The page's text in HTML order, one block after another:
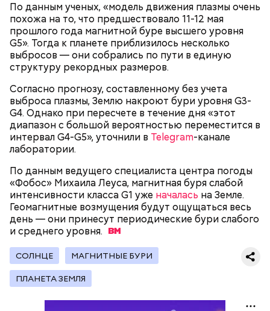
По данным ученых, «модель движения плазмы очень
похожа на то, что предшествовало 11-12 мая
прошлого года магнитной буре высшего уровня
G5». Тогда к планете приблизилось несколько
выбросов — они собрались по пути в единую
структуру рекордных размеров.
Согласно прогнозу, составленному без учета
выброса плазмы, Землю накроют бури уровня G3-
G4. Однако при пересчете в течение дня «этот
диапазон с большой вероятностью переместится в
интервал G4-G5», уточнили в Telegram-канале
лаборатории.
По данным ведущего специалиста центра погоды
«Фобос» Михаила Леуса, магнитная буря слабой
интенсивности класса G1 уже началась на Земле.
Геомагнитные возмущения будут ощущаться весь
день — они принесут периодические бури слабого
и среднего уровня.
СОЛНЦЕ МАГНИТНЫЕ БУРИ
ПЛАНЕТА ЗЕМЛЯ
Международный день подкаблучника — это
шутливый праздник, призванный подчеркнуть, что
гармония в отношениях важнее формального
главенства в паре. Потому в этот день муж и жена
обмениваются своими ролям, и мужчина выполняет
женщина — «мужскую» (чинит технику, забивает
День грибного дождя
— В дыне содержится много сахара, который
представлен фруктозой. С одной стороны — это
хорошо, потому что дает энергию. Но важно
помнить, что сладкими дынями не нужно сильно
увлекаться, так же как и арбузами, людям с
сахарным диабетом и лишним весом, —
подчеркнула доктор.